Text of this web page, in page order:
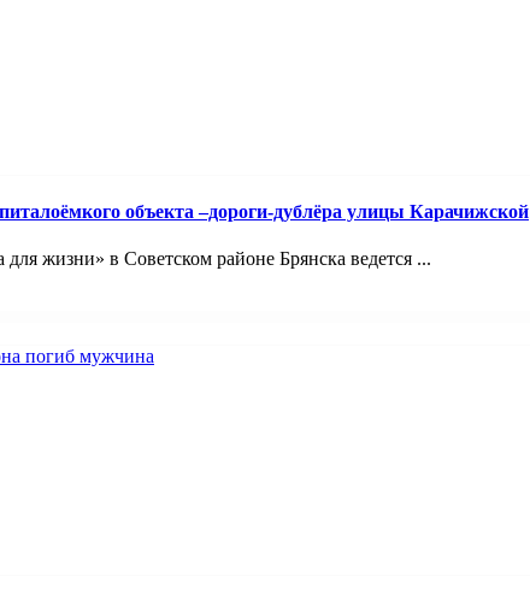
объекта –дороги-дублёра улицы Карачижской
жизни» в Советском районе Брянска ведется ...